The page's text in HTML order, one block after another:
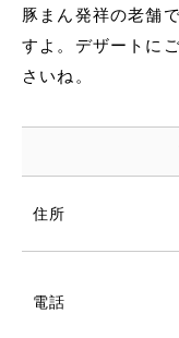
豚まん発祥の老舗
すよ。デザートに
さいね。
住所
電話